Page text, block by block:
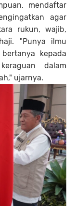
mendaftar
agar
rukun, wajib,
"Punya ilmu
kepada
dalam
ujarnya.